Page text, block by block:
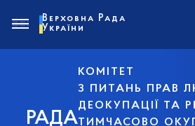
РАДА
КОМІТЕТ
З ПИТАНЬ ПРАВ
ДЕОКУПАЦІЇ ТА
ТИМЧАСОВО
Верховна Рада
України